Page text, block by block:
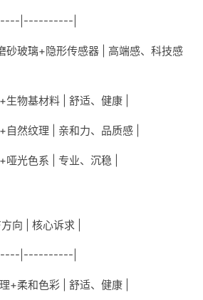
|----------|
砂玻璃+隐形传感器 | 高端感、科技感
生物基材料 | 舒适、健康 |
自然纹理 | 亲和力、品质感 |
哑光色系 | 专业、沉稳 |
向 | 核心诉求 |
|----------|
+柔和色彩 | 舒适、健康 |